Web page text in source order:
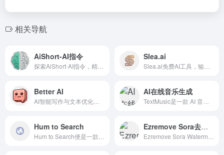
相关导航
AiShort-AI指令 Slea.ai
Better AI AI在线音乐生成
Hum to Search Ezremove Sora去水印